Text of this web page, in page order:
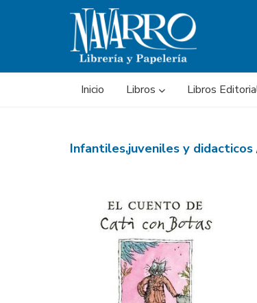
Inicio Libros Libros
Infantiles,juveniles y didacticos